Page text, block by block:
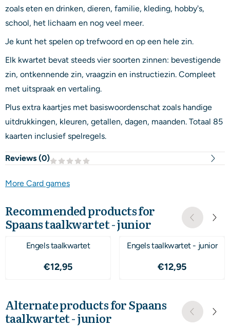
zoals eten en drinken, dieren, familie, kleding, hobby's,
school, het lichaam en nog veel meer.
Je kunt het spelen op trefwoord en op een hele zin.
Elk kwartet bevat steeds vier soorten zinnen: bevestigende
zin, ontkennende zin, vraagzin en instructiezin. Compleet
met uitspraak en vertaling.
Plus extra kaartjes met basiswoordenschat zoals handige
uitdrukkingen, kleuren, getallen, dagen, maanden. Totaal 85
kaarten inclusief spelregels.
Reviews (0)
More Card games
Recommended products for
Spaans taalkwartet - junior
Engels taalkwartet
Price: 12,95
€12,95
Engels taalkwartet - junior
Price: 12,95
€12,95
Alternate products forSpaans
taalkwartet - junior